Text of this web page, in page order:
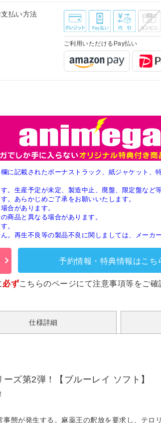
支払い方法
ご利用いただけるPay払い
に記載されたボーナストラック、紙ジャケット
。生産予定が未定、製造中止、廃盤、限定盤な
。あらかじめご了承をお願いいたします。
合があります。
商品と異なる場合があります。
。
再生不良等の製品不良に関しましては、メーカ
予約情報・特典情報はこち
必ずこちらのページにて注意事項等をご確
仕様詳細
ズ第2弾！【ブルーレイ ソフト】
態が発生する。麻薬王の釈放を要求し、テ